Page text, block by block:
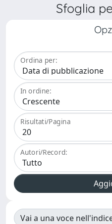
Sfoglia
Ordina per:
In ordine:
Risultati/Pagina
Autori/Record:
Vai a una voce